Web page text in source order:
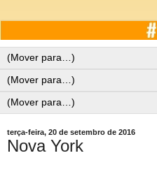
terça-feira, 20 de setembro de 2016
Nova York